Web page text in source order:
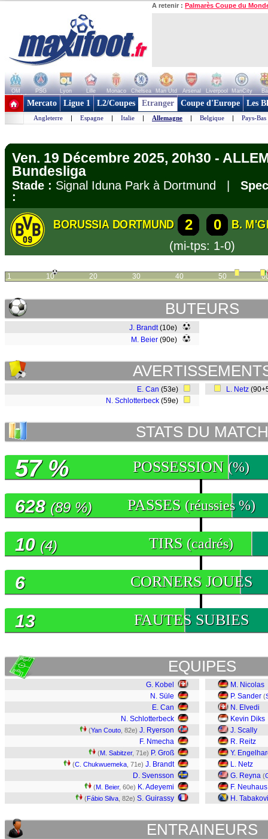
A retenir : Palmarès Coupe du
OM PSG Lyon Lille Monaco Chelsea Man Utd Arsenal Liverpool ManCity
+ de clubs
Mercato Ligue 1 L2/Coupes Etranger Coupe d'Europe Les
Angleterre | Espagne | Italie | Allemagne | Belgique | Pays-Bas
Ven. 19 Décembre 2025, 20h30 -
Bundesliga
Stade : Signal Iduna Park à Dortmund |
:
BORUSSIA DORTMUND 2 0
B.
(mi-tps: 1-0)
1 10 20 30 40 50
BUTEURS
J. Brandt(10e)
M. Beier (90e)
E. Can (53e)
N. Schlotterbeck (59e)
L. Netz
STATS DU MATCH
POSSESSION (%)
57 %
PASSES (réussies %)
628 (89 %)
TIRS (cadrés)
10 (4)
CORNERS JOUES
6
FAUTES SUBIES
13
EQUIPES
G. Kobel
N. Süle
E. Can
N. Schlotterbeck
(Yan Couto , 82e) J. Ryerson
F. Nmecha
(M. Sabitzer, 71e) P. Groß
(C. Chukwuemeka , 71e) J. Brandt
D. Svensson
(M. Beier, 60e) K. Adeyemi
(Fábio Silva , 82e) S. Guirassy
M. Nicolas
P. Sander (
N. Elvedi
Kevin Diks
J. Scally
R. Reitz
Y.
L. Netz
G. Reyna (
F. Neuhaus
H.
ENTRAINEURS